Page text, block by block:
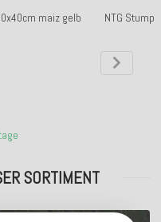
maiz gelb
NTG
SORTIMENT